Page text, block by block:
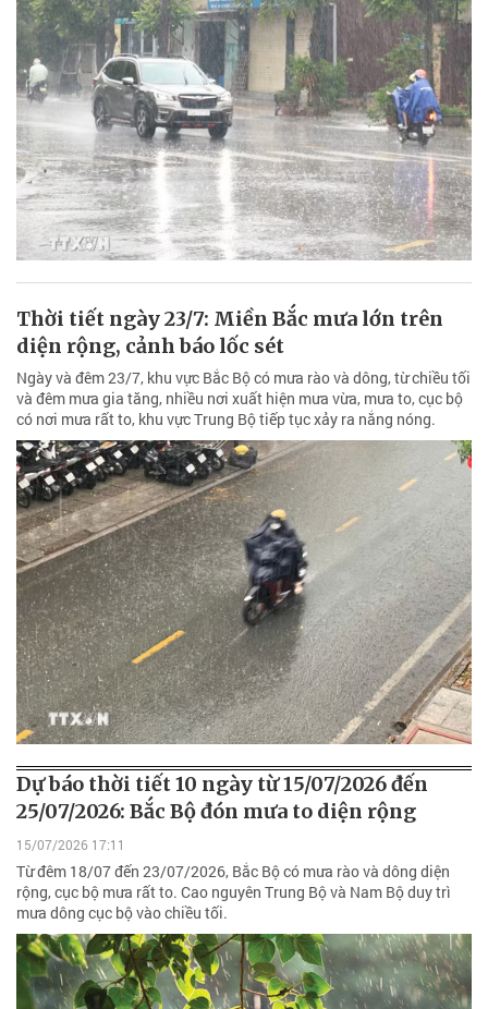
Thời tiết ngày 23/7: Miền Bắc mưa lớn trên
diện rộng, cảnh báo lốc sét
Ngày và đêm 23/7, khu vực Bắc Bộ có mưa rào và dông, từ chiều tối
và đêm mưa gia tăng, nhiều nơi xuất hiện mưa vừa, mưa to, cục bộ
có nơi mưa rất to, khu vực Trung Bộ tiếp tục xảy ra nắng nóng.
Dự báo thời tiết 10 ngày từ 15/07/2026 đến
25/07/2026: Bắc Bộ đón mưa to diện rộng
15/07/2026 17:11
Từ đêm 18/07 đến 23/07/2026, Bắc Bộ có mưa rào và dông diện
rộng, cục bộ mưa rất to. Cao nguyên Trung Bộ và Nam Bộ duy trì
mưa dông cục bộ vào chiều tối.